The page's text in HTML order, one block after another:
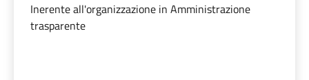
Inerente all'organizzazione in Amministrazione
trasparente